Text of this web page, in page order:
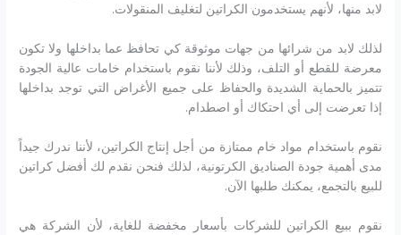
لابد منها، لأنهم يستخدمون الكراتين لتغليف المنقولات.
لذلك لابد من شرائها من جهات موثوقة كي تحافظ عما بداخلها ولا تكون
معرضة للقطع أو التلف، وذلك لأننا نقوم باستخدام خامات عالية الجودة
تتميز بالحماية الشديدة والحفاظ على جميع الأغراض التي توجد بداخلها
إذا تعرضت إلى أي احتكاك أو اصطدام.
نقوم باستخدام مواد خام ممتازة من أجل إنتاج الكراتين، لأننا ندرك جيداً
مدى أهمية جودة الصناديق الكرتونية، لذلك فنحن نقدم لك أفضل كراتين
للبيع بالتجمع، يمكنك طلبها الآن.
نقوم ببيع الكراتين للشركات بأسعار مخفضة للغاية، لأن الشركة هي